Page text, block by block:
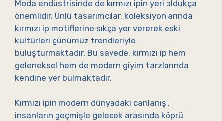
Moda endüstrisinde de kırmızı ipin yeri oldukça
önemlidir. Ünlü tasarımcılar, koleksiyonlarında
kırmızı ip motiflerine sıkça yer vererek eski
kültürleri günümüz trendleriyle
buluşturmaktadır. Bu sayede, kırmızı ip hem
geleneksel hem de modern giyim tarzlarında
kendine yer bulmaktadır.
Kırmızı ipin modern dünyadaki canlanışı,
insanların geçmişle gelecek arasında köprü